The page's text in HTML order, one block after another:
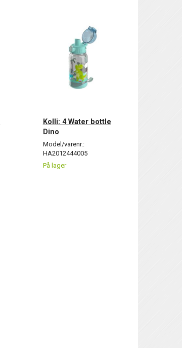
Kolli: 4 Water bottle
Dino
Model/varenr.:
HA2012444005
På lager